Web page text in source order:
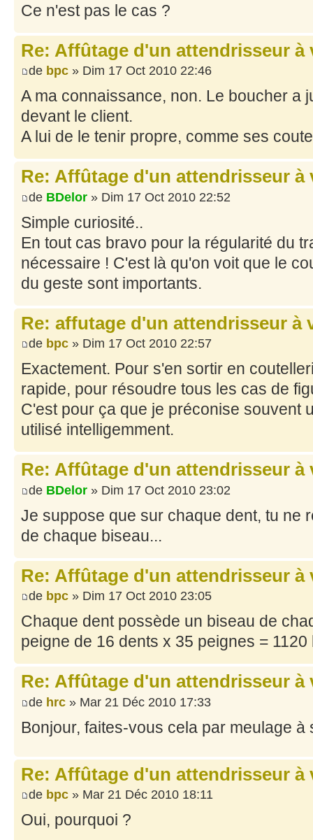
Ce n'est pas le cas ?
Re: Affûtage d'un attendrisseur à
de bpc » Dim 17 Oct 2010 22:46
A ma connaissance, non. Le boucher a
devant le client.
A lui de le tenir propre, comme ses
Re: Affûtage d'un attendrisseur à
de BDelor » Dim 17 Oct 2010 22:52
Simple curiosité..
En tout cas bravo pour la régularité du
nécessaire ! C'est là qu'on voit que le
du geste sont importants.
Re: affutage d'un attendrisseur à
de bpc » Dim 17 Oct 2010 22:57
Exactement. Pour s'en sortir en
rapide, pour résoudre tous les cas de
C'est pour ça que je préconise souvent
utilisé intelligemment.
Re: Affûtage d'un attendrisseur à
de BDelor » Dim 17 Oct 2010 23:02
Je suppose que sur chaque dent, tu ne
de chaque biseau...
Re: Affûtage d'un attendrisseur à
de bpc » Dim 17 Oct 2010 23:05
Chaque dent possède un biseau de
peigne de 16 dents x 35 peignes = 1120
Re: Affûtage d'un attendrisseur à
de hrc » Mar 21 Déc 2010 17:33
Bonjour, faites-vous cela par meulage
Re: Affûtage d'un attendrisseur à
de bpc » Mar 21 Déc 2010 18:11
Oui, pourquoi ?